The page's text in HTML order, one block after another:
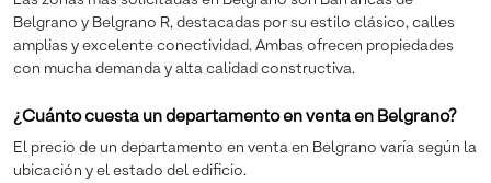
Belgrano y Belgrano R, destacadas por su estilo clásico, calles
amplias y excelente conectividad. Ambas ofrecen propiedades
con mucha demanda y alta calidad constructiva.
¿Cuánto cuesta un departamento en venta en Belgrano?
El precio de un departamento en venta en Belgrano varía según la
ubicación y el estado del edificio.